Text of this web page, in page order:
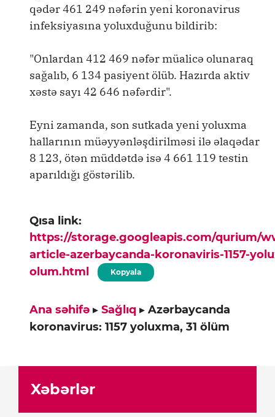
qədər 461 249 nəfərin yeni koronavirus
infeksiyasına yoluxduğunu bildirib:
"Onlardan 412 469 nəfər müalicə olunaraq
sağalıb, 6 134 pasiyent ölüb. Hazırda aktiv
xəstə sayı 42 646 nəfərdir".
Eyni zamanda, son sutkada yeni yoluxma
hallarının müəyyənləşdirilməsi ilə əlaqədar
8 123, ötən müddətdə isə 4 661 119 testin
aparıldığı göstərilib.
Qısa link:
https://storage.googleapis.com/qurium/
article-azerbaycanda-koronaviris-1157-
olum.html
Kopyala
Ana səhifə ▸ Sağlıq ▸ Azərbaycanda
koronavirus: 1157 yoluxma, 31 ölüm
Xəbərlər